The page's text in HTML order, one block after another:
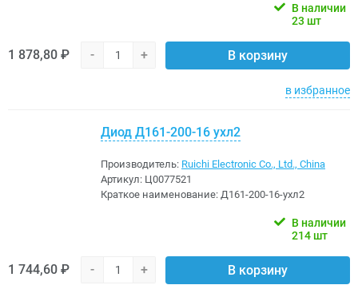
В наличии
23 шт
1 878,80 ₽ - + В корзину
в избранное
Диод Д161-200-16 ухл2
Производитель: Ruichi Electronic Co., Ltd., China
Артикул: Ц0077521
Краткое наименование: Д161-200-16-ухл2
В наличии
214 шт
1 744,60 ₽ - + В корзину